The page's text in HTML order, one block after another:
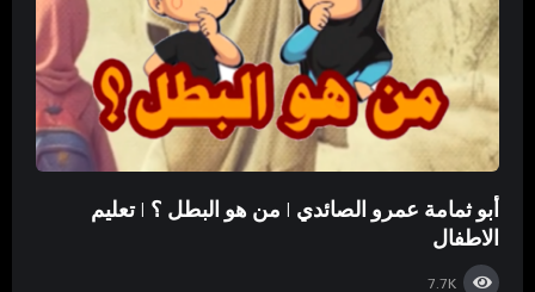
أبو ثمامة عمرو الصائدي | من هو البطل ؟ | تعليم
الاطفال
7.7K